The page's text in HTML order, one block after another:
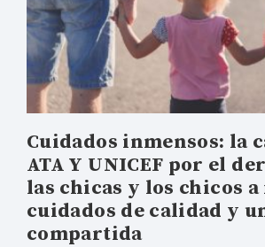
Cuidados inmensos: la
ATA Y UNICEF por el
las chicas y los chicos
cuidados de calidad y
compartida